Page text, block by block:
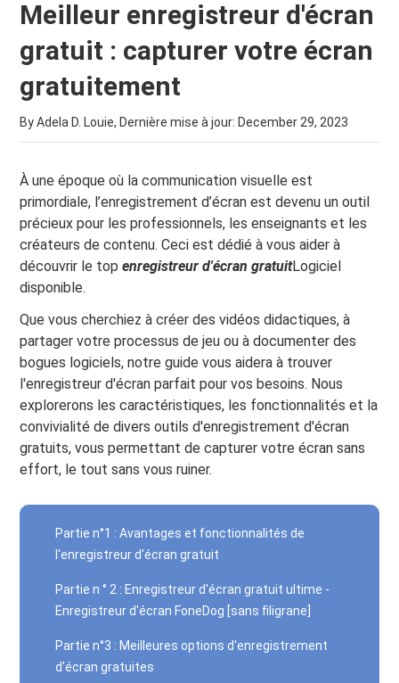
Meilleur enregistreur d'écran
gratuit : capturer votre écran
gratuitement
By Adela D. Louie, Dernière mise à jour: December 29, 2023
À une époque où la communication visuelle est
primordiale, l’enregistrement d’écran est devenu un outil
précieux pour les professionnels, les enseignants et les
créateurs de contenu. Ceci est dédié à vous aider à
découvrir le topenregistreur d'écran gratuitLogiciel
disponible.
Que vous cherchiez à créer des vidéos didactiques, à
partager votre processus de jeu ou à documenter des
bogues logiciels, notre guide vous aidera à trouver
l'enregistreur d'écran parfait pour vos besoins. Nous
explorerons les caractéristiques, les fonctionnalités et la
convivialité de divers outils d'enregistrement d'écran
gratuits, vous permettant de capturer votre écran sans
effort, le tout sans vous ruiner.
Partie n°1 : Avantages et fonctionnalités de
l'enregistreur d'écran gratuit
Partie n ° 2 : Enregistreur d'écran gratuit ultime -
Enregistreur d'écran FoneDog [sans filigrane]
Partie n°3 : Meilleures options d'enregistrement
d'écran gratuites